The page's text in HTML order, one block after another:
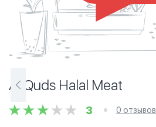
Al Quds Halal Meat
3 0 отзывов